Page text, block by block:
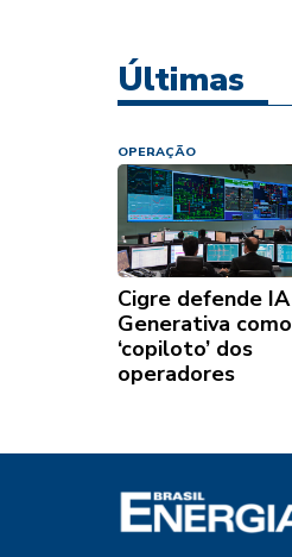
Últimas
OPERAÇÃO
Cigre defende IA
Generativa como
‘copiloto’ dos
operadores